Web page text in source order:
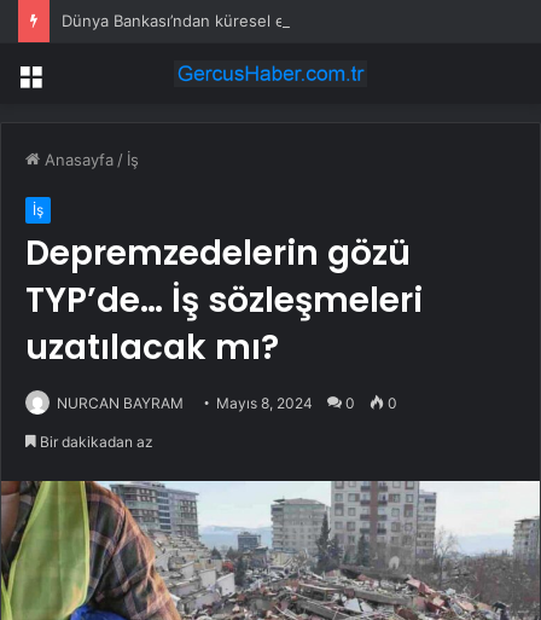
Dünya Bankası’ndan küresel ekonomik kriz uyarısı
Menü
Anasayfa / İş
İş
Depremzedelerin gözü
TYP’de… İş sözleşmeleri
uzatılacak mı?
NURCAN BAYRAM Mayıs 8, 2024 0 0
Bir dakikadan az